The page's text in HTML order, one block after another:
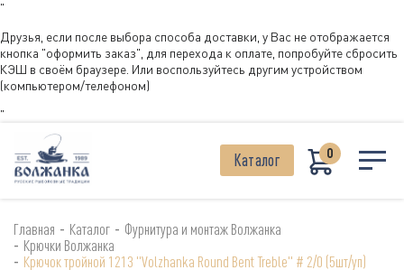
"
Друзья, если после выбора способа доставки, у Вас не отображается
кнопка "оформить заказ", для перехода к оплате, попробуйте сбросить
КЭШ в своём браузере. Или воспользуйтесь другим устройством
(компьютером/телефоном)
"
Каталог 0
Главная - Каталог - Фурнитура и монтаж Волжанка
- Крючки Волжанка
- Крючок тройной 1213 "Volzhanka Round Bent Treble" # 2/0 (5шт/уп)